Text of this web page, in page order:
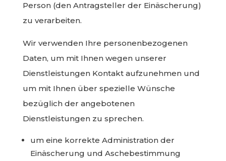
Person (den Antragsteller der Einäscherung)
zu verarbeiten.
Wir verwenden Ihre personenbezogenen
Daten, um mit Ihnen wegen unserer
Dienstleistungen Kontakt aufzunehmen und
um mit Ihnen über spezielle Wünsche
bezüglich der angebotenen
Dienstleistungen zu sprechen.
um eine korrekte Administration der
Einäscherung und Aschebestimmung